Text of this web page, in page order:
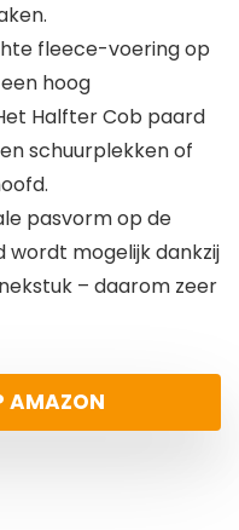
fleece-voering op
hoog
Halfter Cob paard
schuurplekken of
pasvorm op de
mogelijk dankzij
– daarom zeer
AMAZON